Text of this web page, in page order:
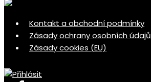
Kontakt a obchodní podmínky
Zásady ochrany osobních údajů
Zásady cookies (EU)